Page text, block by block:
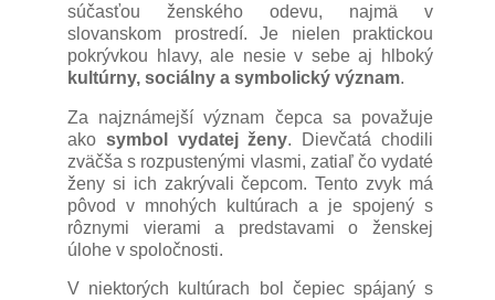
súčasťou ženského odevu, najmä v
slovanskom prostredí. Je nielen praktickou
pokrývkou hlavy, ale nesie v sebe aj hlboký
kultúrny, sociálny a symbolický význam.
Za najznámejší význam čepca sa považuje
ako symbol vydatej ženy. Dievčatá chodili
zväčša s rozpustenými vlasmi, zatiaľ čo vydaté
ženy si ich zakrývali čepcom. Tento zvyk má
pôvod v mnohých kultúrach a je spojený s
rôznymi vierami a predstavami o ženskej
úlohe v spoločnosti.
V niektorých kultúrach bol čepiec spájaný s